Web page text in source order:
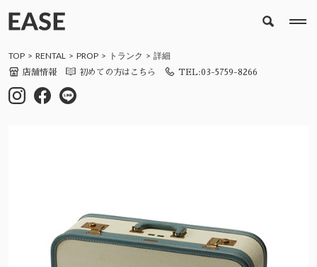
TOP RENTAL PROP トランク 詳細
店舗情報 初めての方はこちら TEL:03-5759-8266